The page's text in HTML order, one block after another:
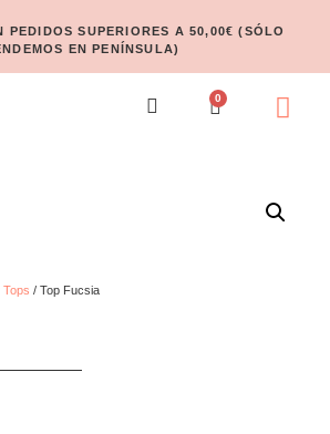
PEDIDOS SUPERIORES A 50,00€ (SÓLO
EN PENÍNSULA)
0
/ Top Fucsia